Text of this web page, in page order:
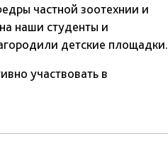
частной зоотехнии и
наши студенты и
детские площадки.
участвовать в